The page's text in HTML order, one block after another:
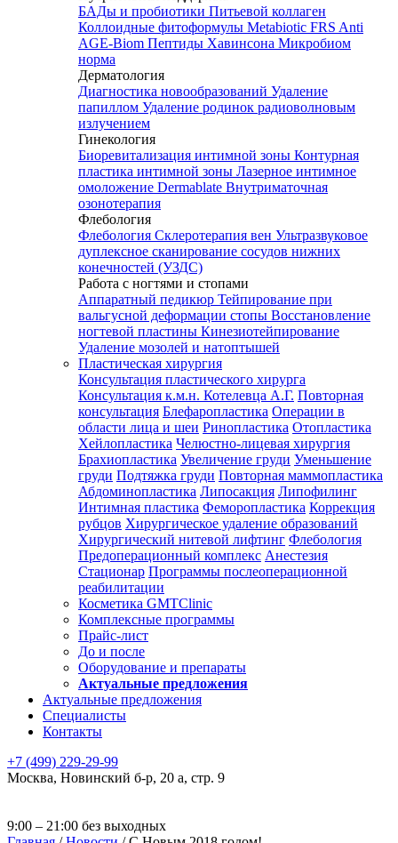
БАДы и пробиотики Питьевой коллаген
Коллоидные фитоформулы Metabiotic FRS Anti
AGE-Biom Пептиды Хавинсона Микробиом
норма
Дерматология
Диагностика новообразований Удаление
папиллом Удаление родинок радиоволновым
излучением
Гинекология
Биоревитализация интимной зоны Контурная
пластика интимной зоны Лазерное интимное
омоложение Dermablate Внутриматочная
озонотерапия
Флебология
Флебология Склеротерапия вен Ультразвуковое
дуплексное сканирование сосудов нижних
конечностей (УЗДС)
Работа с ногтями и стопами
Аппаратный педикюр Тейпирование при
вальгусной деформации стопы Восстановление
ногтевой пластины Кинезиотейпирование
Удаление мозолей и натоптышей
Пластическая хирургия
Консультация пластического хирурга
Консультация к.м.н. Котелевца А.Г. Повторная
консультация Блефаропластика Операции в
области лица и шеи Ринопластика Отопластика
Хейлопластика Челюстно-лицевая хирургия
Брахиопластика Увеличение груди Уменьшение
груди Подтяжка груди Повторная маммопластика
Абдоминопластика Липосакция Липофилинг
Интимная пластика Феморопластика Коррекция
рубцов Хирургическое удаление образований
Хирургический нитевой лифтинг Флебология
Предоперационный комплекс Анестезия
Стационар Программы послеоперационной
реабилитации
Косметика GMTClinic
Комплексные программы
Прайс-лист
До и после
Оборудование и препараты
Актуальные предложения
Актуальные предложения
Специалисты
Контакты
+7 (499) 229-29-99
Москва, Новинский б-р, 20 а, стр. 9
9:00 – 21:00 без выходных